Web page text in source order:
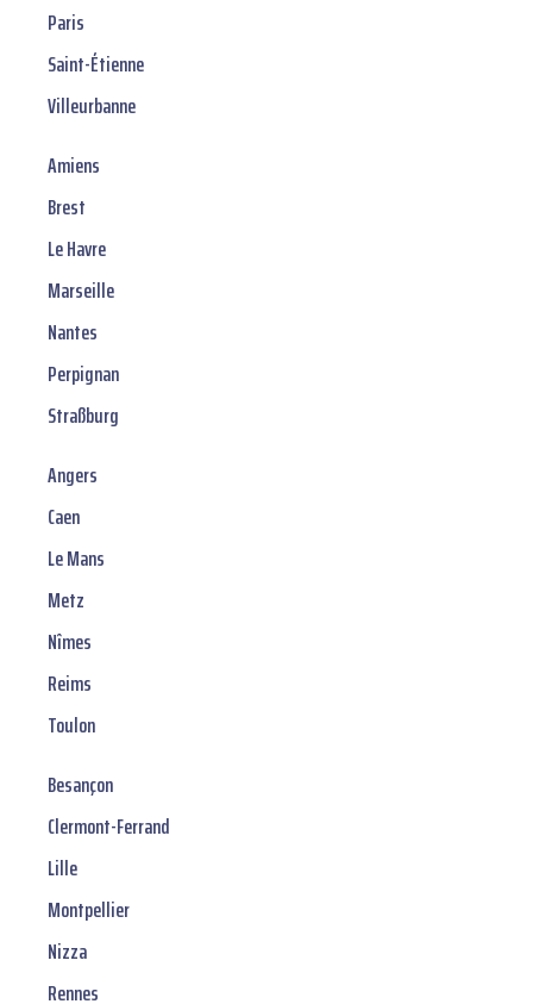
Paris
Saint-Étienne
Villeurbanne
Amiens
Brest
Le Havre
Marseille
Nantes
Perpignan
Straßburg
Angers
Caen
Le Mans
Metz
Nîmes
Reims
Toulon
Besançon
Clermont-Ferrand
Lille
Montpellier
Nizza
Rennes